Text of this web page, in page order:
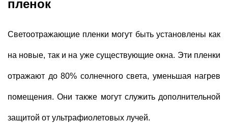
пленок
Светоотражающие пленки могут быть установлены как
на новые, так и на уже существующие окна. Эти пленки
отражают до 80% солнечного света, уменьшая нагрев
помещения. Они также могут служить дополнительной
защитой от ультрафиолетовых лучей.